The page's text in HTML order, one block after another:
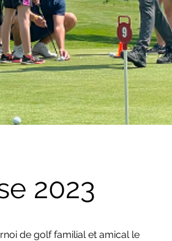
2023
de golf familial et amical le